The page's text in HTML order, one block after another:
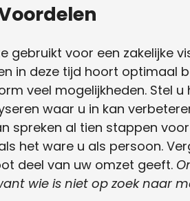
gebruikt voor een zakelijke
in deze tijd hoort optimaal
veel mogelijkheden. Stel
waar u in kan
spreken al tien stappen
het ware u als persoon.
deel van uw omzet geeft.
wie is niet op zoek naar